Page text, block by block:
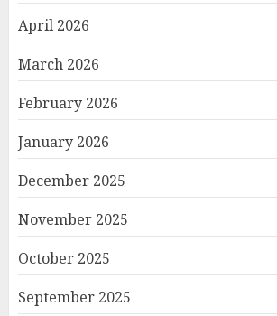
April 2026
March 2026
February 2026
January 2026
December 2025
November 2025
October 2025
September 2025